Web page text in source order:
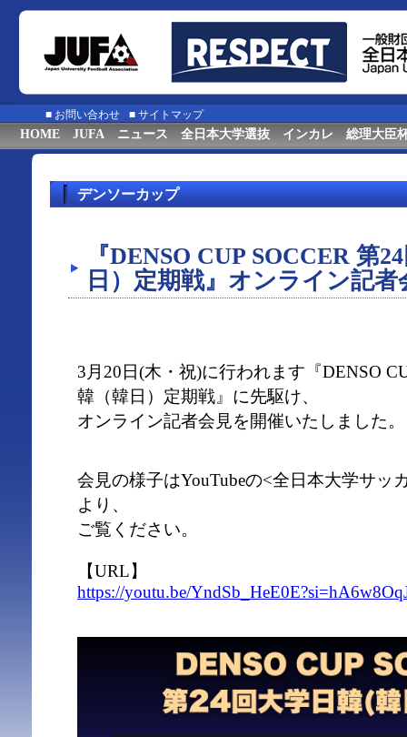
■ お問い合わせ ■ サイトマップ
HOME JUFA ニュース 全日本大学選抜 インカレ 総理大臣
デンソーカップ
『DENSO CUP SOCCER 第
日）定期戦』オンライン記
3月20日(木・祝)に行われます『DENSO
韓（韓日）定期戦』に先駆け、
オンライン記者会見を開催いたしました。
会見の様子はYouTubeの<全日本大学サッ
より、
ご覧ください。
【URL】
https://youtu.be/